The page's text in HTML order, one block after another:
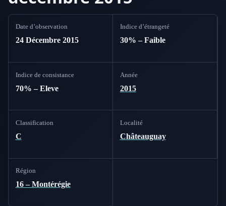
Date d’observation
24 Décembre 2015
Indice d’étrangeté
30% – Faible
Indice de consistance
70% – Eleve
Année
2015
Classification
C
Localité
Châteauguay
Région
16 – Montérégie